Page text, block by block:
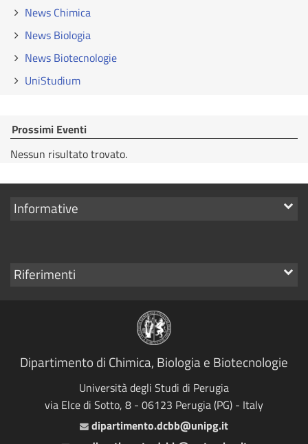
News Chimica
News Biologia
News Biotecnologie
UniStudium
Prossimi Eventi
Nessun risultato trovato.
Mostra
Informative
Mostra
Riferimenti
Dipartimento di Chimica, Biologia e Biotecnologie
Università degli Studi di Perugia
via Elce di Sotto, 8 - 06123 Perugia (PG) - Italy
Email
dipartimento.dcbb@unipg.it